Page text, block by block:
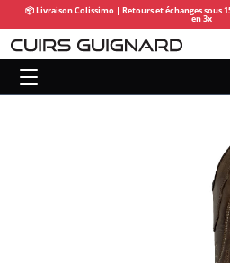
📦 Livraison Colissimo | Retours et échanges sous
en 3x